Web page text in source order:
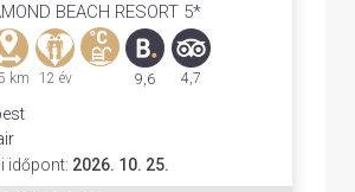
BEACH RESORT 5*
km 12 év 9,6 4,7
időpont: 2026. 10. 25.